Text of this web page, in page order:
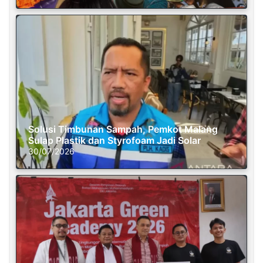
Solusi Timbunan Sampah, Pemkot Malang
Sulap Plastik dan Styrofoam Jadi Solar
30/07/2026